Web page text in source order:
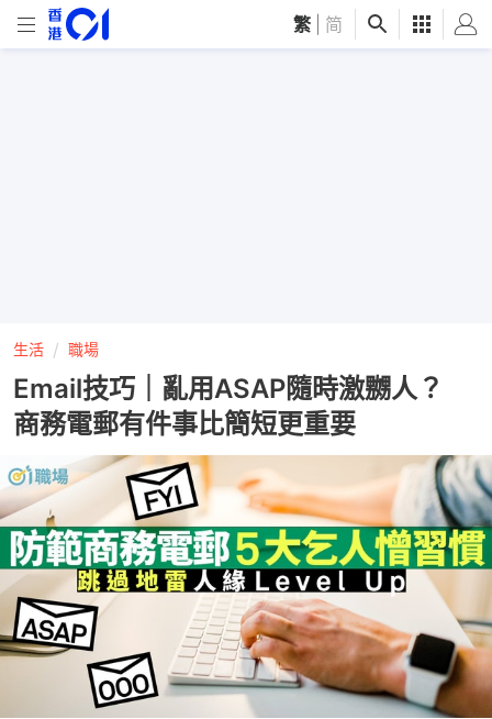
繁 简
生活 職場
Email技巧｜亂用ASAP隨時激嬲人？
商務電郵有件事比簡短更重要